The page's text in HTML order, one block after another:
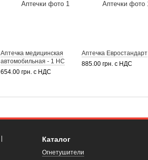
Аптечка медицинская
автомобильная - 1 НС
654.00 грн. с НДС
Аптечка Евростандарт
885.00 грн. с НДС
Каталог
Огнетушители